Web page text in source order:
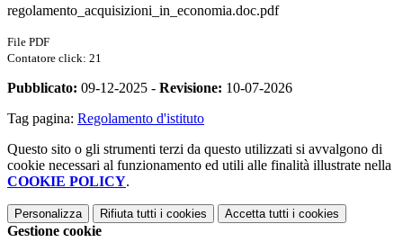
regolamento_acquisizioni_in_economia.doc.pdf
File PDF
Contatore click: 21
Pubblicato: 09-12-2025 - Revisione: 10-07-2026
Tag pagina: Regolamento d'istituto
Questo sito o gli strumenti terzi da questo utilizzati si avvalgono di
cookie necessari al funzionamento ed utili alle finalità illustrate nella
COOKIE POLICY.
Personalizza Rifiuta tutti i cookies Accetta tutti i cookies
Gestione cookie